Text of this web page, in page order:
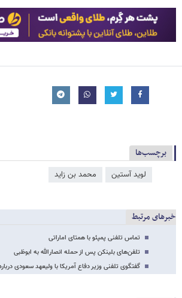
برچسب‌ها
لويد آستين محمد بن زاید
خبرهای مرتبط
تماس تلفنی پمپئو با همتای اماراتی
تلفن‌های بلینکن پس از حمله انصارالله به ابوظبی
گفتگوی تلفنی وزیر دفاع آمریکا با ولیعهد سعودی